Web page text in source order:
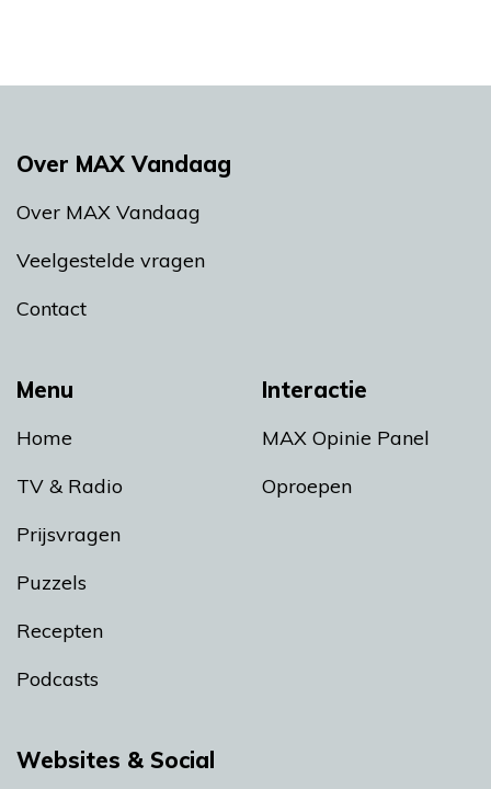
Menu
Home
TV & Radio
Prijsvragen
Puzzels
Recepten
Podcasts
Interactie
MAX Opinie Panel
Oproepen
Over MAX Vandaag
Over MAX Vandaag
Veelgestelde vragen
Contact
Websites & Social